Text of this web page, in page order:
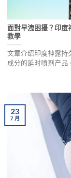
面對早洩困擾？印度
教學
文章介绍印度神露持
成分的延时喷剂产品
23
7月